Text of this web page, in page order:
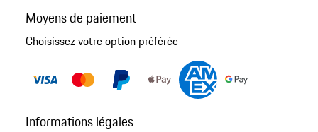
Moyens de paiement
Choisissez votre option préférée
Informations légales